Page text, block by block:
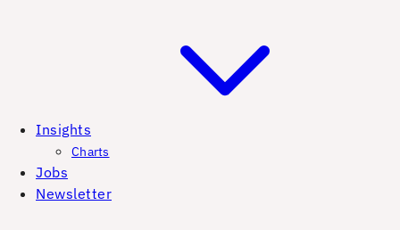
Insights
Charts
Jobs
Newsletter